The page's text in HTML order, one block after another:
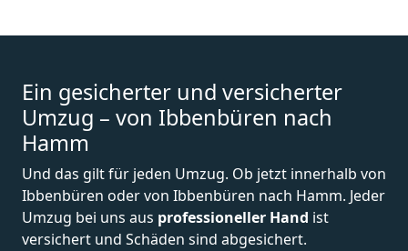
Ein gesicherter und versicherter
Umzug – von Ibbenbüren nach
Hamm
Und das gilt für jeden Umzug. Ob jetzt innerhalb von
Ibbenbüren oder von Ibbenbüren nach Hamm. Jeder
Umzug bei uns aus professioneller Hand ist
versichert und Schäden sind abgesichert.